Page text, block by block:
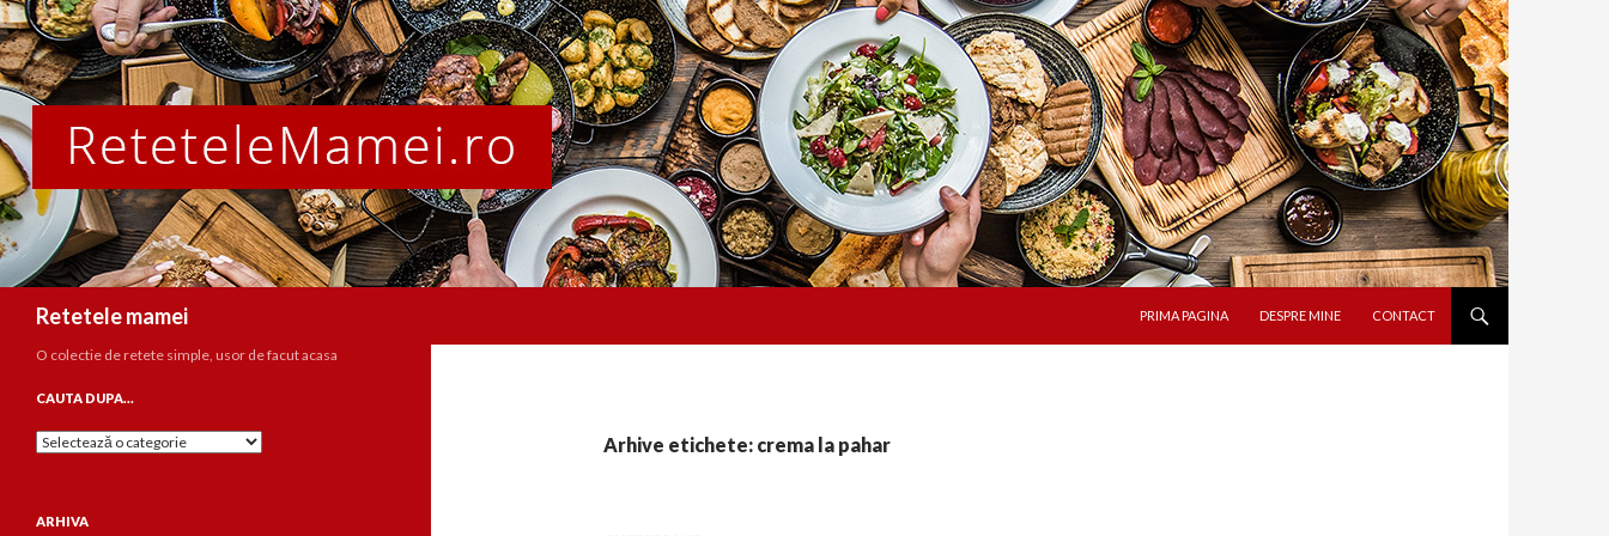
Retetele mamei
PRIMA PAGINA
DESPRE MINE CONTACT
Arhive etichete: crema la pahar
O colectie de retete simple, usor de facut acasa
CAUTA DUPA…
Cauta
ARHIVA